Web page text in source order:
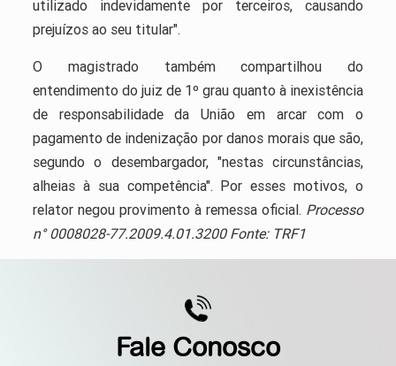
utilizado indevidamente por terceiros, causando
prejuízos ao seu titular".
O magistrado também compartilhou do
entendimento do juiz de 1º grau quanto à inexistência
de responsabilidade da União em arcar com o
pagamento de indenização por danos morais que são,
segundo o desembargador, "nestas circunstâncias,
alheias à sua competência". Por esses motivos, o
relator negou provimento à remessa oficial. Processo
n° 0008028-77.2009.4.01.3200 Fonte: TRF1
Fale Conosco